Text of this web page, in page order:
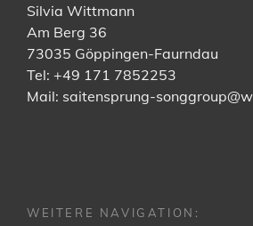
Silvia Wittmann
Am Berg 36
73035 Göppingen-Faurndau
Tel: +49 171 7852253
Mail: saitensprung-
WEITERE NAVIGATION: